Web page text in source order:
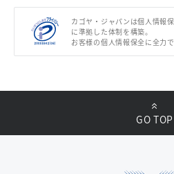
カゴヤ・ジャパンは個人情報
に準拠した体制を構築。
お客様の個人情報保全に全力
GO TOP